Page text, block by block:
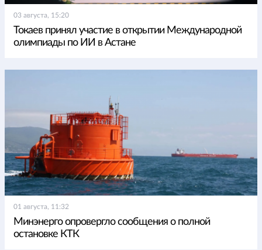
03 августа, 15:20
Токаев принял участие в открытии Международной
олимпиады по ИИ в Астане
01 августа, 11:32
Минэнерго опровергло сообщения о полной
остановке КТК